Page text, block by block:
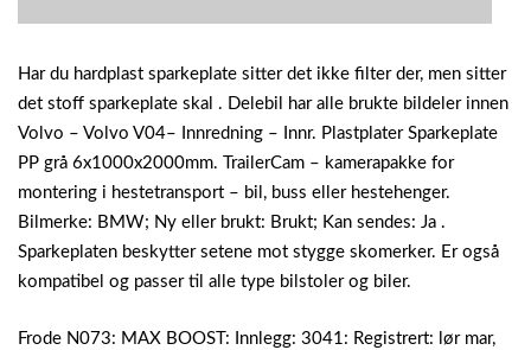
Har du hardplast sparkeplate sitter det ikke filter der, men sitter
det stoff sparkeplate skal . Delebil har alle brukte bildeler innen
Volvo – Volvo V04– Innredning – Innr. Plastplater Sparkeplate
PP grå 6x1000x2000mm. TrailerCam – kamerapakke for
montering i hestetransport – bil, buss eller hestehenger.
Bilmerke: BMW; Ny eller brukt: Brukt; Kan sendes: Ja .
Sparkeplaten beskytter setene mot stygge skomerker. Er også
kompatibel og passer til alle type bilstoler og biler.
Frode N073: MAX BOOST: Innlegg: 3041: Registrert: lør mar,